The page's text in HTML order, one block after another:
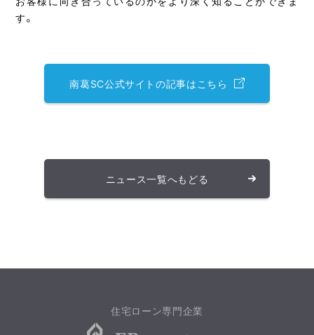
す。
南葛SC公式サイトの記事はこちら
ニュース一覧へもどる
住宅ローン専門企業